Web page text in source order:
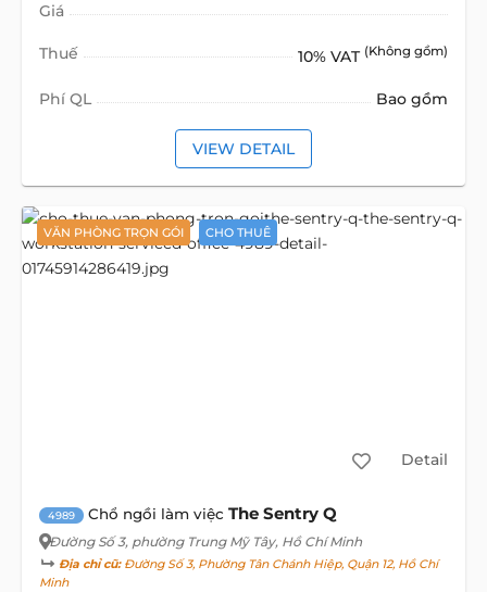
Giá
Thuế 10% VAT (Không gồm)
Phí QL Bao gồm
VIEW DETAIL
VĂN PHÒNG TRỌN GÓI CHO THUÊ
Detail
4989 Chổ ngồi làm việc The Sentry Q
Đường Số 3, phường Trung Mỹ Tây, Hồ Chí Minh
Địa chỉ cũ:Đường Số 3, Phường Tân Chánh Hiệp, Quận 12, Hồ Chí
Minh